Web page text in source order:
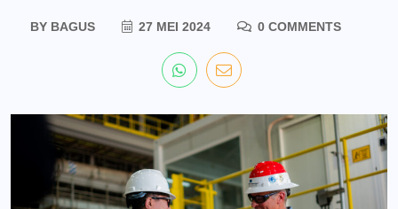
BY BAGUS 27 MEI 2024 0 COMMENTS